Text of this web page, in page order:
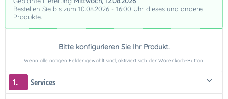
Bestellen Sie bis zum 10.08.2026 - 16:00 Uhr dieses und andere
Produkte.
Bitte konfigurieren Sie Ihr Produkt.
Wenn alle nötigen Felder gewählt sind, aktiviert sich der Warenkorb-Button.
1. Services